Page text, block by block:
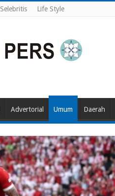
Selebritis Life Style
Advertorial Umum Daerah